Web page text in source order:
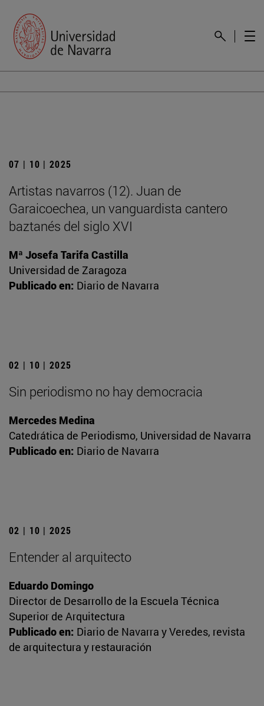
07 | 10 | 2025
Artistas navarros (12). Juan de
Garaicoechea, un vanguardista cantero
baztanés del siglo XVI
Mª Josefa Tarifa Castilla
Universidad de Zaragoza
Publicado en: Diario de Navarra
02 | 10 | 2025
Sin periodismo no hay democracia
Mercedes Medina
Catedrática de Periodismo, Universidad de Navarra
Publicado en: Diario de Navarra
02 | 10 | 2025
Entender al arquitecto
Eduardo Domingo
Director de Desarrollo de la Escuela Técnica
Superior de Arquitectura
Publicado en: Diario de Navarra y Veredes, revista
de arquitectura y restauración